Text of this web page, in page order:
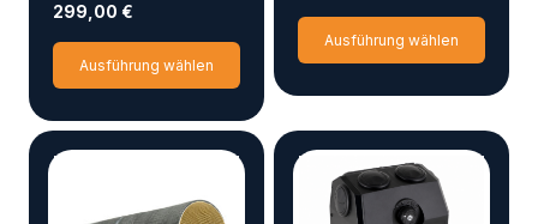
299,00 €
Ausführung wählen
Dieses
Produkt
weist
mehrere
Varianten
Ausführung wählen
weist
auf.